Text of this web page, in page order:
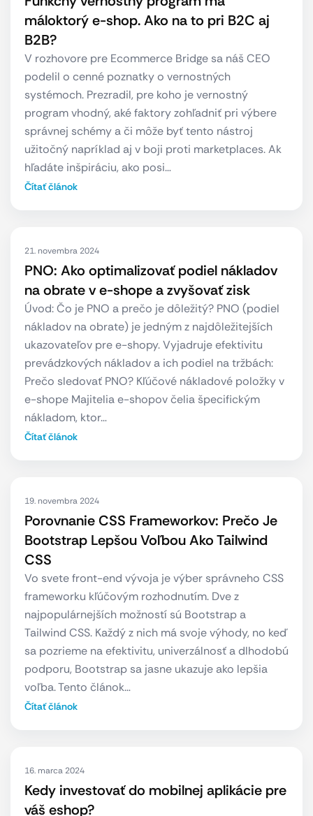
máloktorý e-shop. Ako na to pri B2C aj
B2B?
V rozhovore pre Ecommerce Bridge sa náš CEO
podelil o cenné poznatky o vernostných
systémoch. Prezradil, pre koho je vernostný
program vhodný, aké faktory zohľadniť pri výbere
správnej schémy a či môže byť tento nástroj
užitočný napríklad aj v boji proti marketplaces. Ak
hľadáte inšpiráciu, ako posi…
Čítať článok
21. novembra 2024
PNO: Ako optimalizovať podiel nákladov
na obrate v e-shope a zvyšovať zisk
Úvod: Čo je PNO a prečo je dôležitý? PNO (podiel
nákladov na obrate) je jedným z najdôležitejších
ukazovateľov pre e-shopy. Vyjadruje efektivitu
prevádzkových nákladov a ich podiel na tržbách:
Prečo sledovať PNO? Kľúčové nákladové položky v
e-shope Majitelia e-shopov čelia špecifickým
nákladom, ktor…
Čítať článok
19. novembra 2024
Porovnanie CSS Frameworkov: Prečo Je
Bootstrap Lepšou Voľbou Ako Tailwind
CSS
Vo svete front-end vývoja je výber správneho CSS
frameworku kľúčovým rozhodnutím. Dve z
najpopulárnejších možností sú Bootstrap a
Tailwind CSS. Každý z nich má svoje výhody, no keď
sa pozrieme na efektivitu, univerzálnosť a dlhodobú
podporu, Bootstrap sa jasne ukazuje ako lepšia
voľba. Tento článok…
Čítať článok
16. marca 2024
Kedy investovať do mobilnej aplikácie pre
váš eshop?